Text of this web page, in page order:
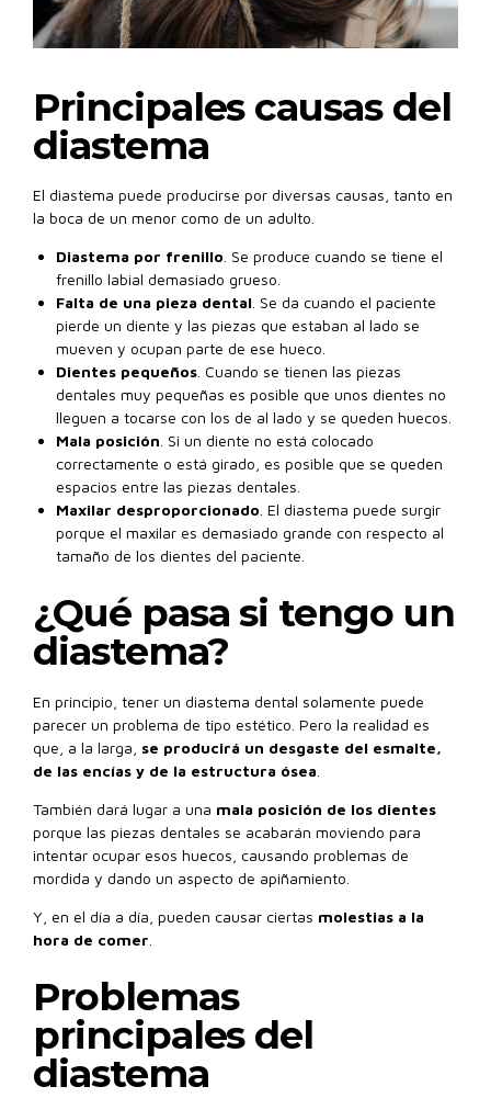
Principales causas del
diastema
El diastema puede producirse por diversas causas, tanto en
la boca de un menor como de un adulto.
Diastema por frenillo. Se produce cuando se tiene el
frenillo labial demasiado grueso.
Falta de una pieza dental. Se da cuando el paciente
pierde un diente y las piezas que estaban al lado se
mueven y ocupan parte de ese hueco.
Dientes pequeños. Cuando se tienen las piezas
dentales muy pequeñas es posible que unos dientes no
lleguen a tocarse con los de al lado y se queden huecos.
Mala posición. Si un diente no está colocado
correctamente o está girado, es posible que se queden
espacios entre las piezas dentales.
Maxilar desproporcionado. El diastema puede surgir
porque el maxilar es demasiado grande con respecto al
tamaño de los dientes del paciente.
¿Qué pasa si tengo un
diastema?
En principio, tener un diastema dental solamente puede
parecer un problema de tipo estético. Pero la realidad es
que, a la larga, se producirá un desgaste del esmalte,
de las encías y de la estructura ósea
También dará lugar a una mala posición de los dientes
porque las piezas dentales se acabarán moviendo para
intentar ocupar esos huecos, causando problemas de
mordida y dando un aspecto de apiñamiento.
Y, en el día a día, pueden causar ciertas molestias a la
hora de comer
Problemas
principales del
diastema